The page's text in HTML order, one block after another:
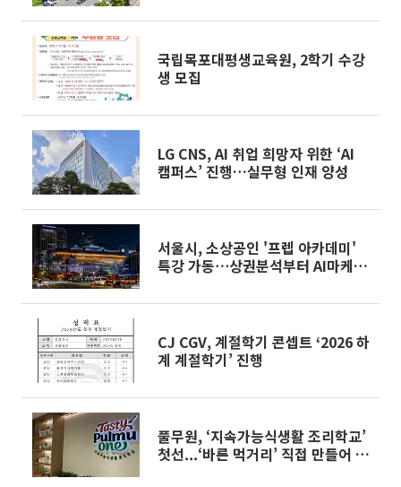
국립목포대평생교육원, 2학기 수강
생 모집
LG CNS, AI 취업 희망자 위한 ‘AI
캠퍼스’ 진행…실무형 인재 양성
서울시, 소상공인 '프렙 아카데미'
특강 가동⋯상권분석부터 AI마케팅
CJ CGV, 계절학기 콘셉트 ‘2026 하
계 계절학기’ 진행
풀무원, ‘지속가능식생활 조리학교’
첫선...‘바른 먹거리’ 직접 만들어 먹